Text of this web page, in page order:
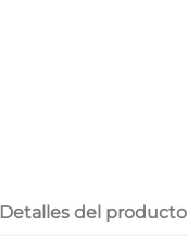
Detalles del producto